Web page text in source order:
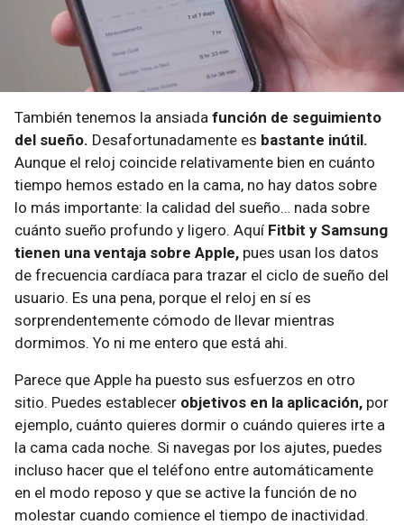
También tenemos la ansiada función de seguimiento
del sueño. Desafortunadamente es bastante inútil.
Aunque el reloj coincide relativamente bien en cuánto
tiempo hemos estado en la cama, no hay datos sobre
lo más importante: la calidad del sueño… nada sobre
cuánto sueño profundo y ligero. Aquí Fitbit y Samsung
tienen una ventaja sobre Apple, pues usan los datos
de frecuencia cardíaca para trazar el ciclo de sueño del
usuario. Es una pena, porque el reloj en sí es
sorprendentemente cómodo de llevar mientras
dormimos. Yo ni me entero que está ahi.
Parece que Apple ha puesto sus esfuerzos en otro
sitio. Puedes establecer objetivos en la aplicación, por
ejemplo, cuánto quieres dormir o cuándo quieres irte a
la cama cada noche. Si navegas por los ajutes, puedes
incluso hacer que el teléfono entre automáticamente
en el modo reposo y que se active la función de no
molestar cuando comience el tiempo de inactividad.